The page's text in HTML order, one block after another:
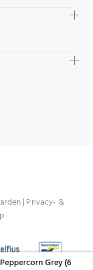
Grey (6
| Privacy- &